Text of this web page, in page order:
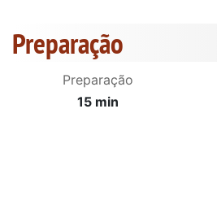
Preparação
Preparação
15 min